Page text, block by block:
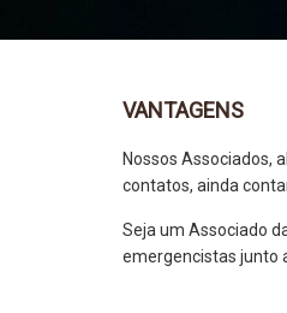
VANTAGENS
Nossos Associados,
contatos, ainda
Seja um Associado
emergencistas junto